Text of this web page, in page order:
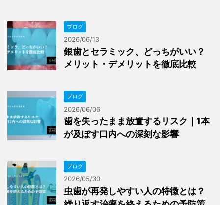
ブログ
2026/06/13
銀歯とセラミック、どっちがいい？
メリット・デメリットを徹底比較
ブログ
2026/06/06
歯を失ったまま放置するリスク｜1本
が及ぼす口内への深刻な影響
ブログ
2026/05/30
虫歯が再発しやすい人の特徴とは？